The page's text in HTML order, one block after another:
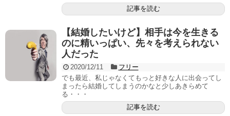
記事を読む
【結婚したいけど】相手は今を生きる
のに精いっぱい、先々を考えられない
人だった
2020/12/11
フリー
でも最近、私じゃなくてもっと好きな人に出会ってし
まったら結婚してしまうのかなと少しあきらめて
る・・・
記事を読む